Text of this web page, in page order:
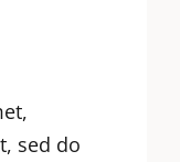
sed do